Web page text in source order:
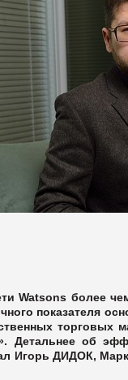
Watsons более
показателя
торговых
Детальнее об
Игорь ДИДОК,